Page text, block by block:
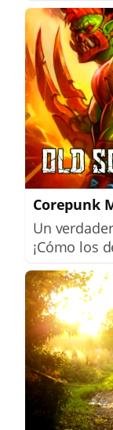
Corepunk
Un
¡Cómo los